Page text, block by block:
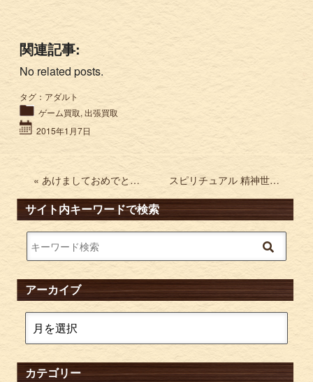
関連記事:
No related posts.
タグ： アダルト
ゲーム買取,出張買取
2015年1月7日
« あけましておめでとうございます。 スピリチュアル 精神世界の本を買取 »
サイト内キーワードで検索
アーカイブ
カテゴリー